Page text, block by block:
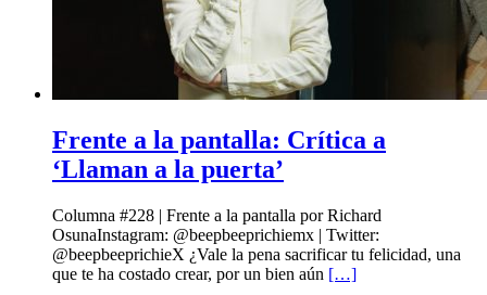
Frente a la pantalla: Crítica a
‘Llaman a la puerta’
Columna #228 | Frente a la pantalla por Richard
OsunaInstagram: @beepbeeprichiemx | Twitter:
@beepbeeprichieX ¿Vale la pena sacrificar tu felicidad, una
que te ha costado crear, por un bien aún […]